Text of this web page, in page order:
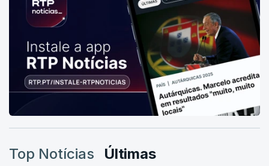
Top Notícias Últimas